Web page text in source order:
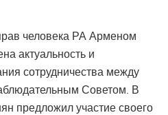
человека РА Арменом
актуальность и
сотрудничества между
Советом. В
предложил участие своего